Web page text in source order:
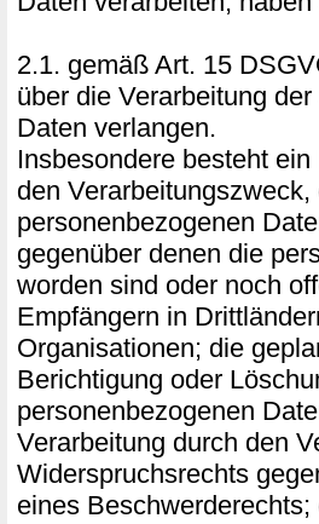
2.1. gemäß Art. 15
über die Verarbeitung
Daten verlangen.
Insbesondere besteht
den
personenbezogenen
gegenüber denen die
worden sind oder noch
Empfängern in
Organisationen; die
Berichtigung oder
personenbezogenen
Verarbeitung durch den
Widerspruchsrechts
eines